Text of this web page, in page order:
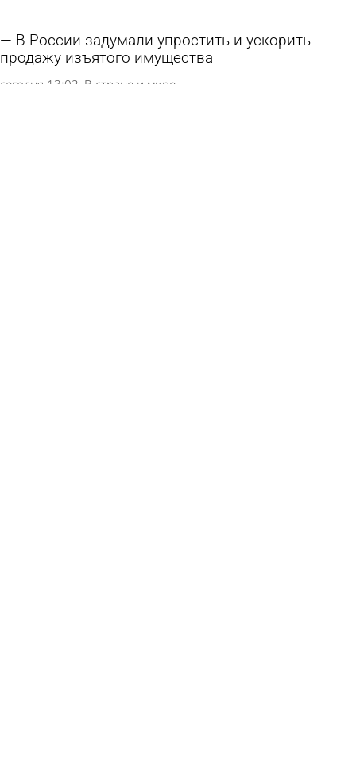
В России задумали упростить и ускорить
продажу изъятого имущества
сегодня 13:02 В стране и мире